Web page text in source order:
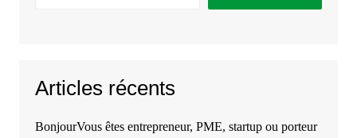
Articles récents
BonjourVous êtes entrepreneur, PME, startup ou porteur